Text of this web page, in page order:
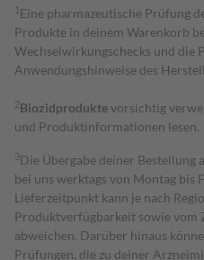
1 Eine pharmazeutische Prüfung
Produkte in deinem Warenkorb
Wechselwirkungschecks und die
Anwendungshinweise des
2Biozidproduktevorsichtig
und Produktinformationen lesen.
3Die Übergabe deiner
bei uns werktags von Montag bis
Lieferzeitpunkt kann je nach
Produktverfügbarkeit sowie vom
abweichen. Darüber hinaus
Prüfungen, die zu deiner